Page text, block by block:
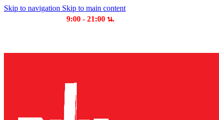
Skip to navigation Skip to main content
9:00 - 21:00 น.